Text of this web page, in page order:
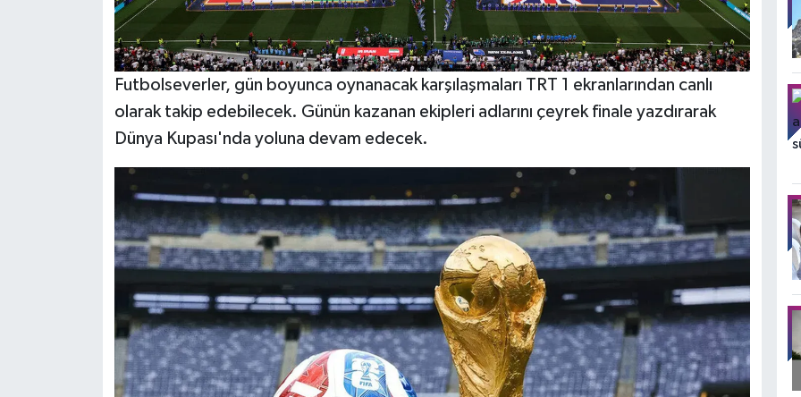
Futbolseverler, gün boyunca oynanacak karşılaşmaları TRT 1 ekranlarından canlı
olarak takip edebilecek. Günün kazanan ekipleri adlarını çeyrek finale yazdırarak
Dünya Kupası'nda yoluna devam edecek.